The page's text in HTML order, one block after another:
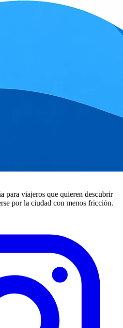
para viajeros que quieren descubrir
por la ciudad con menos fricción.